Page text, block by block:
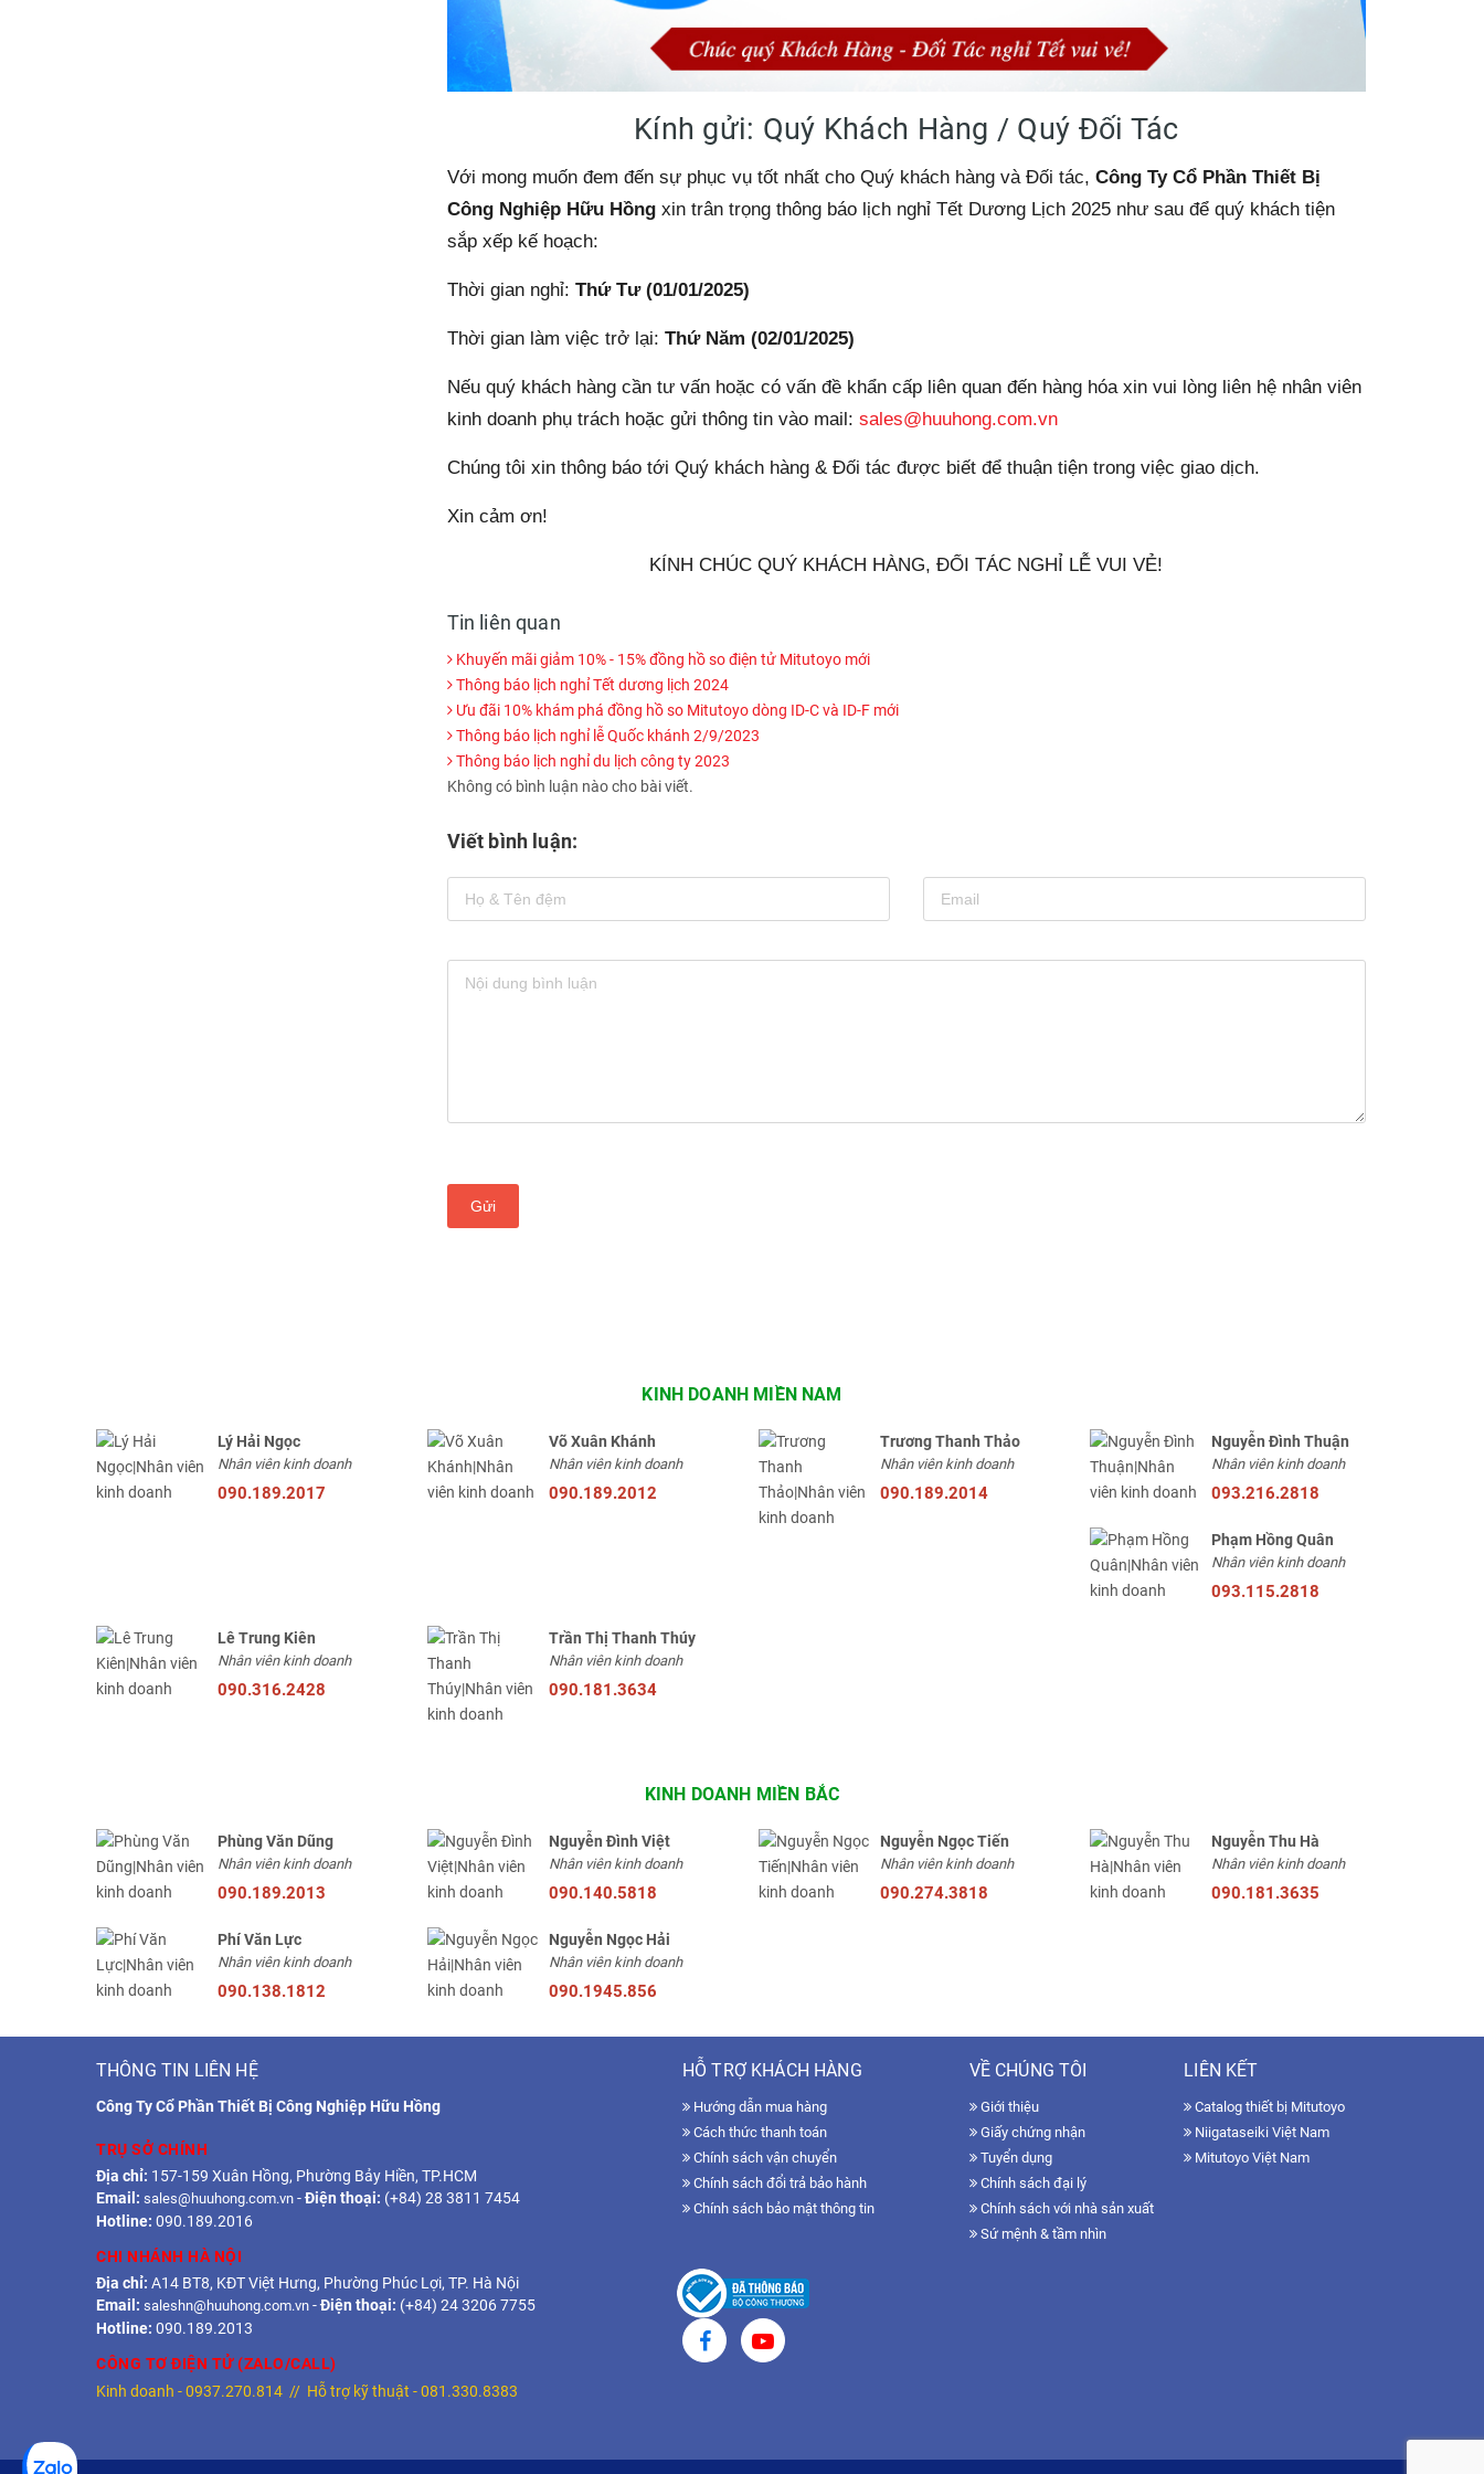
Kính gửi: Quý Khách Hàng / Quý Đối Tác
Với mong muốn đem đến sự phục vụ tốt nhất cho Quý khách hàng và Đối tác, Công Ty Cổ Phần Thiết Bị
Công Nghiệp Hữu Hồngxin trân trọng thông báo lịch nghỉ Tết Dương Lịch 2025 như sau để quý khách tiện
sắp xếp kế hoạch:
Thời gian nghỉ: Thứ Tư (01/01/2025)
Thời gian làm việc trở lại: Thứ Năm (02/01/2025)
Nếu quý khách hàng cần tư vấn hoặc có vấn đề khẩn cấp liên quan đến hàng hóa xin vui lòng liên hệ nhân viên
kinh doanh phụ trách hoặc gửi thông tin vào mail: sales@huuhong.com.vn
Chúng tôi xin thông báo tới Quý khách hàng & Đối tác được biết để thuận tiện trong việc giao dịch.
Xin cảm ơn!
KÍNH CHÚC QUÝ KHÁCH HÀNG, ĐỐI TÁC NGHỈ LỄ VUI VẺ!
Tin liên quan
Khuyến mãi giảm 10% - 15% đồng hồ so điện tử Mitutoyo mới
Thông báo lịch nghỉ Tết dương lịch 2024
Ưu đãi 10% khám phá đồng hồ so Mitutoyo dòng ID-C và ID-F mới
Thông báo lịch nghỉ lễ Quốc khánh 2/9/2023
Thông báo lịch nghỉ du lịch công ty 2023
Không có bình luận nào cho bài viết.
Viết bình luận:
Gửi
KINH DOANH MIỀN NAM
Lý Hải Ngọc
Nhân viên kinh doanh
090.189.2017
Võ Xuân Khánh
Nhân viên kinh doanh
090.189.2012
Trương Thanh Thảo
Nhân viên kinh doanh
090.189.2014
Nguyễn Đình Thuận
Nhân viên kinh doanh
093.216.2818
Phạm Hồng Quân
Nhân viên kinh doanh
093.115.2818
Lê Trung Kiên
Nhân viên kinh doanh
090.316.2428
Trần Thị Thanh Thúy
Nhân viên kinh doanh
090.181.3634
KINH DOANH MIỀN BẮC
Phùng Văn Dũng
Nhân viên kinh doanh
090.189.2013
Nguyễn Đình Việt
Nhân viên kinh doanh
090.140.5818
Nguyễn Ngọc Tiến
Nhân viên kinh doanh
090.274.3818
Nguyễn Thu Hà
Nhân viên kinh doanh
090.181.3635
Phí Văn Lực
Nhân viên kinh doanh
090.138.1812
Nguyễn Ngọc Hải
Nhân viên kinh doanh
090.1945.856
THÔNG TIN LIÊN HỆ
Công Ty Cổ Phần Thiết Bị Công Nghiệp Hữu Hồng
TRỤ SỞ CHÍNH
Địa chỉ: 157-159 Xuân Hồng, Phường Bảy Hiền, TP.HCM
Email: sales@huuhong.com.vn -Điện thoại: (+84) 28 3811 7454
Hotline: 090.189.2016
CHI NHÁNH HÀ NỘI
Địa chỉ: A14 BT8, KĐT Việt Hưng, Phường Phúc Lợi, TP. Hà Nội
Email: saleshn@huuhong.com.vn -Điện thoại: (+84) 24 3206 7755
Hotline: 090.189.2013
CÔNG TƠ ĐIỆN TỬ (ZALO/CALL)
Kinh doanh -0937.270.814 // Hỗ trợ kỹ thuật -081.330.8383
HỖ TRỢ KHÁCH HÀNG
Hướng dẫn mua hàng
Cách thức thanh toán
Chính sách vận chuyển
Chính sách đổi trả bảo hành
Chính sách bảo mật thông tin
VỀ CHÚNG TÔI
Giới thiệu
Giấy chứng nhận
Tuyển dụng
Chính sách đại lý
Chính sách với nhà sản xuất
Sứ mệnh & tầm nhìn
LIÊN KẾT
Catalog thiết bị Mitutoyo
Niigataseiki Việt Nam
Mitutoyo Việt Nam